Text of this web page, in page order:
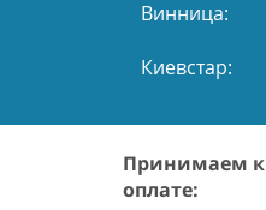
Винница:
Киевстар:
Принимаем к
оплате: